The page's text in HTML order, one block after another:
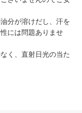
分が溶けだし、汗を
には問題ありませ
く、直射日光の当た